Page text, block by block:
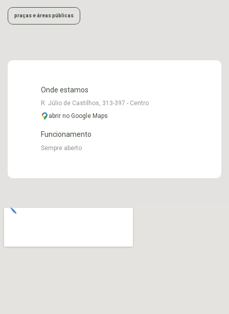
praças e áreas públicas
Onde estamos
R. Júlio de Castilhos, 313-397 - Centro
abrir no Google Maps
Funcionamento
Sempre aberto